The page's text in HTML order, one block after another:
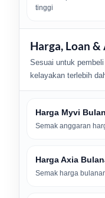
tinggi
Harga, Loan &
Sesuai untuk
kelayakan terlebih
Harga Myvi
Semak anggaran
Harga Axia
Semak harga